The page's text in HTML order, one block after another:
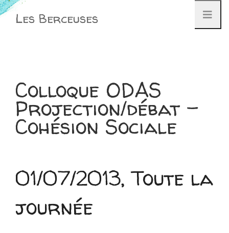
Aller
au
Les Berceuses
Colloque ODAS
Projection/débat –
Cohésion Sociale
01/07/2013, Toute la
journée